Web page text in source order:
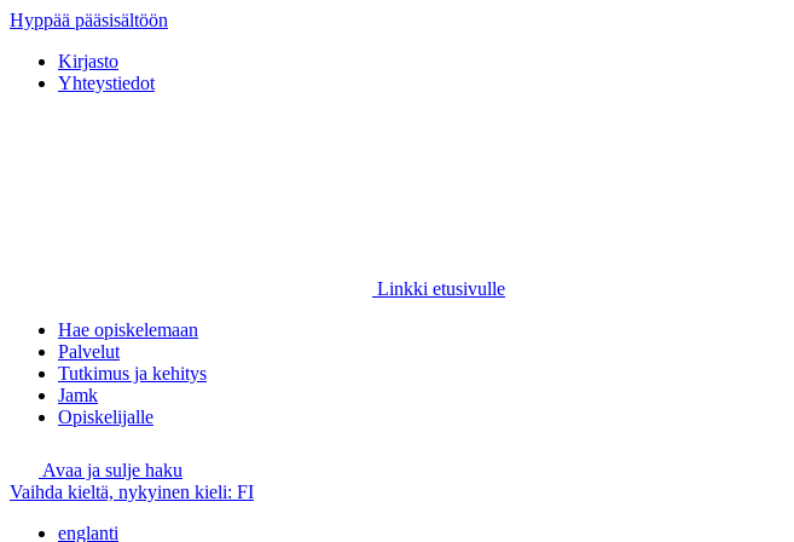
Hyppää pääsisältöön
Kirjasto
Yhteystiedot
Linkki etusivulle
Hae opiskelemaan
Palvelut
Tutkimus ja kehitys
Jamk
Opiskelijalle
Avaa ja sulje haku
Vaihda kieltä, nykyinen kieli: FI
englanti